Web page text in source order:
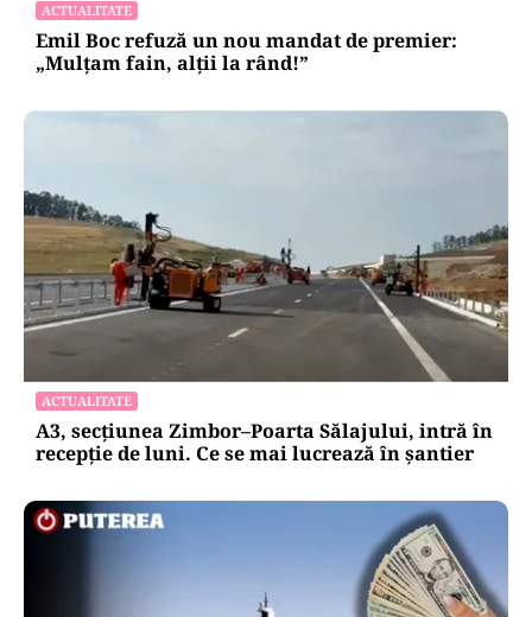
ACTUALITATE
Emil Boc refuză un nou mandat de premier:
„Mulțam fain, alții la rând!”
ACTUALITATE
A3, secțiunea Zimbor–Poarta Sălajului, intră în
recepție de luni. Ce se mai lucrează în șantier